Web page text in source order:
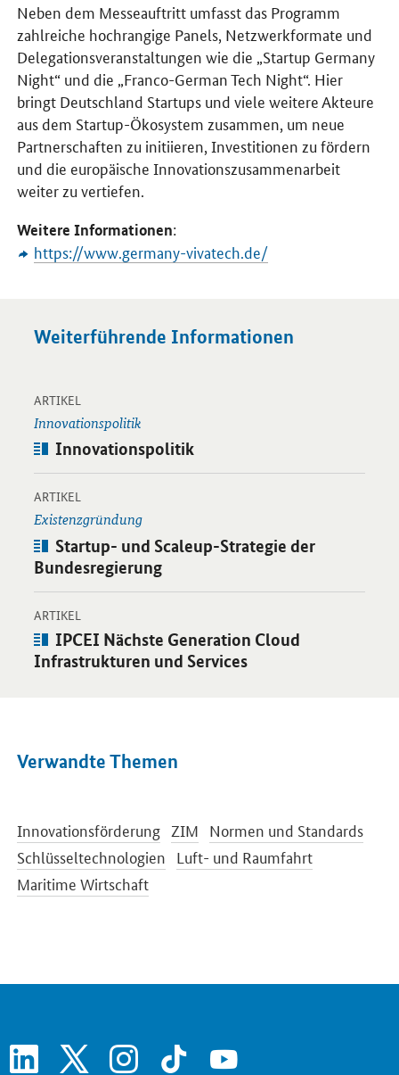
Neben dem Messeauftritt umfasst das Programm
zahlreiche hochrangige Panels, Netzwerkformate und
Delegationsveranstaltungen wie die „Startup Germany
Night“ und die „Franco-German Tech Night“. Hier
bringt Deutschland Startups und viele weitere Akteure
aus dem Startup-Ökosystem zusammen, um neue
Partnerschaften zu initiieren, Investitionen zu fördern
und die europäische Innovationszusammenarbeit
weiter zu vertiefen.
Weitere Informationen:
https://www.germany-vivatech.de/
Weiterführende Informationen
ARTIKEL
Innovationspolitik
Artikel:
Innovationspolitik
Öffnet Einzelsicht
ARTIKEL
Existenzgründung
Artikel:
Startup- und Scaleup-Strategie der
Bundesregierung
Öffnet Einzelsicht
ARTIKEL
Artikel:
IPCEI Nächste Generation Cloud
Infrastrukturen und Services
Öffnet Einzelsicht
Verwandte Themen
Innovationsförderung ZIM Normen und Standards
Schlüsseltechnologien Luft- und Raumfahrt
Maritime Wirtschaft
linkedin instagram tiktok youtube